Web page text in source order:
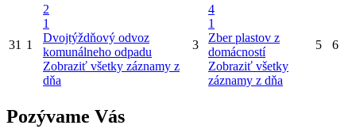
31 1
2
1
Dvojtýždňový odvoz
komunálneho odpadu
Zobraziť všetky záznamy z
dňa
3
4
1
Zber plastov z
domácností
Zobraziť všetky
záznamy z dňa
5 6
Pozývame Vás